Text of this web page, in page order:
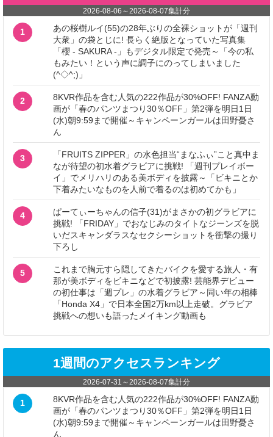
2026-08-06 ～2026-08-07集計分
1
あの桜樹ルイ(55)の28年ぶりの全裸ショットが「週刊
大衆」の袋とじに! 長らく絶版となっていた写真集
「櫻 - SAKURA -」もデジタル限定で発売～「今の私
もみたい！という声に調子にのってしまいました
(^◇^;)」
2
8KVR作品を含む人気の222作品が30%OFF! FANZA動
画が「春のパンツまつり30％OFF」第2弾を明日1日
(水)朝9:59まで開催～キャンペーンガールは田野憂さ
ん
3
「FRUITS ZIPPER」の水色担当“まなふぃ”こと真中ま
なが待望の初水着グラビアに挑戦! 「週刊プレイボー
イ」でメリハリのある美ボディを披露～「ビキニとか
下着みたいなものを人前で着るのは初めてかも」
4
ぱーてぃーちゃんの信子(31)がまさかの初グラビアに
挑戦! 「FRIDAY」でおなじみのタイトなジーンズを脱
いだスキャンダラスなセクシーショットを衝撃の撮り
下ろし
5
これまで胸元すら隠してきたバイクを愛する旅人・有
那が美ボディをビキニなどで初披露! 芸能界デビュー
の初仕事は「週プレ」の水着グラビア～同い年の相棒
「Honda X4」で日本全国2万km以上走破。グラビア
挑戦への想いも語ったメイキング動画も
1週間のアクセスランキング
2026-07-31 ～2026-08-07集計分
1
8KVR作品を含む人気の222作品が30%OFF! FANZA動
画が「春のパンツまつり30％OFF」第2弾を明日1日
(水)朝9:59まで開催～キャンペーンガールは田野憂さ
ん